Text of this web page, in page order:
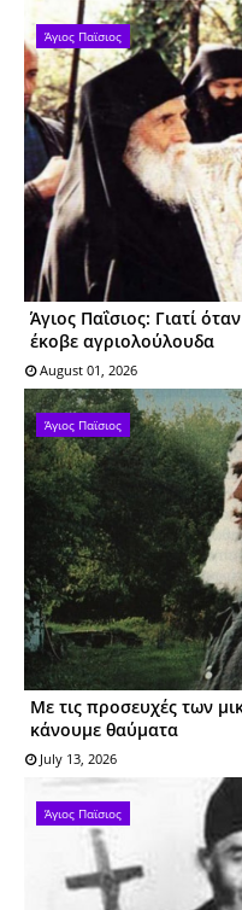
Άγιος Παϊσιος
Άγιος Παΐσιος: Γιατί
έκοβε αγριολούλουδα
August 01, 2026
Άγιος Παϊσιος
Με τις προσευχές των
κάνουμε θαύματα
July 13, 2026
Άγιος Παϊσιος